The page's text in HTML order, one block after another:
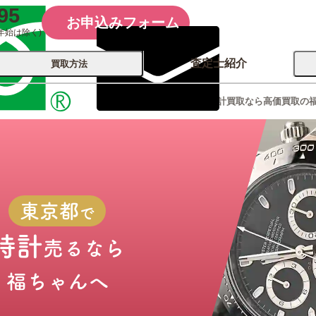
東京都の時計買取なら高価買取の
始は除く)
お申込みフォーム
記念硬貨
おもちゃ
買取方法
店舗買取
査定士紹介
会社概要 コーポレート
東京都で
計売るなら
福ちゃんへ